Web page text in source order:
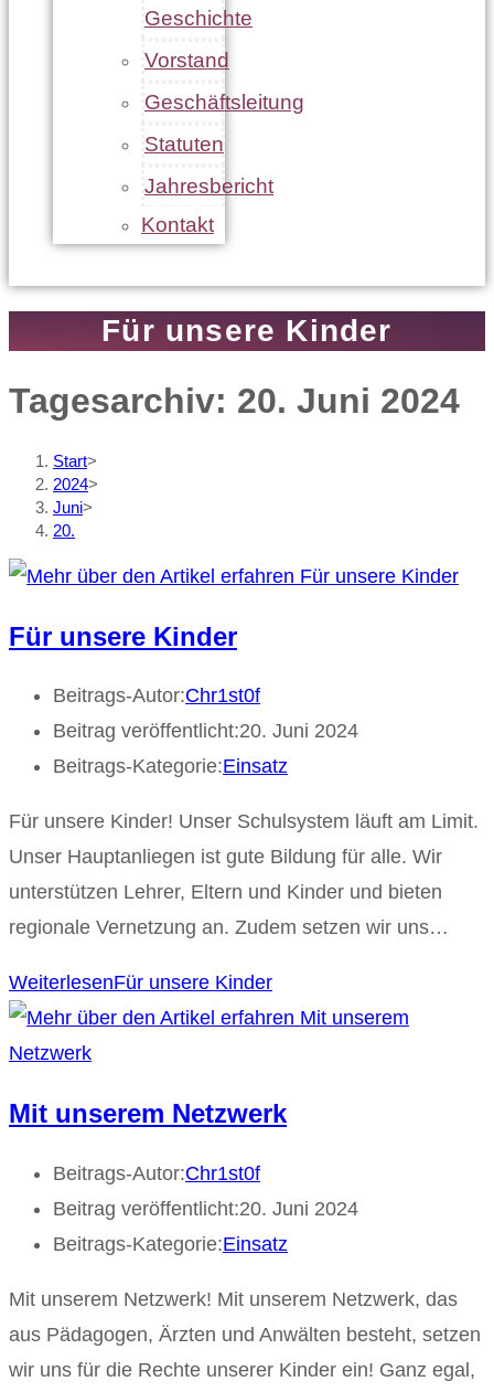
Geschichte
Vorstand
Geschäftsleitung
Statuten
Jahresbericht
Kontakt
Für unsere Kinder
Tagesarchiv: 20. Juni 2024
Start>
2024>
Juni>
20.
Für unsere Kinder
Beitrags-Autor:Chr1st0f
Beitrag veröffentlicht:20. Juni 2024
Beitrags-Kategorie:Einsatz
Für unsere Kinder! Unser Schulsystem läuft am Limit.
Unser Hauptanliegen ist gute Bildung für alle. Wir
unterstützen Lehrer, Eltern und Kinder und bieten
regionale Vernetzung an. Zudem setzen wir uns…
WeiterlesenFür unsere Kinder
Mit unserem Netzwerk
Beitrags-Autor:Chr1st0f
Beitrag veröffentlicht:20. Juni 2024
Beitrags-Kategorie:Einsatz
Mit unserem Netzwerk! Mit unserem Netzwerk, das
aus Pädagogen, Ärzten und Anwälten besteht, setzen
wir uns für die Rechte unserer Kinder ein! Ganz egal,